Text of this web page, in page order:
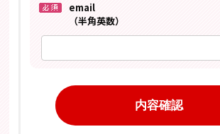
email
（半角英数）